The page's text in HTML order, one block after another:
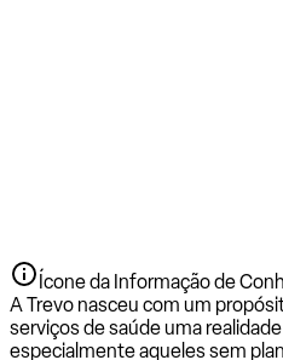
Ícone da Informação de
A Trevo nasceu com um
serviços de saúde uma
especialmente aqueles sem